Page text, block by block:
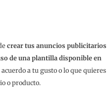
crear tus anuncios publicitarios
de una plantilla disponible en
acuerdo a tu gusto o lo que quieres
o producto.